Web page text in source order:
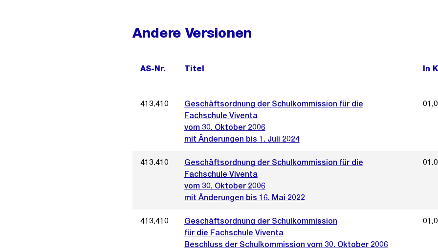
Andere Versionen
AS-Nr. Titel In
413.410
Geschäftsordnung der Schulkommission für die
Fachschule Viventa
vom 30. Oktober 2006
mit Änderungen bis 1. Juli 2024
413.410
Geschäftsordnung der Schulkommission für die
Fachschule Viventa
vom 30. Oktober 2006
mit Änderungen bis 16. Mai 2022
413.410
Geschäftsordnung der Schulkommission
für die Fachschule Viventa
Beschluss der Schulkommission vom 30. Oktober 2006